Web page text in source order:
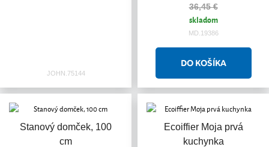
JOHN.75144
36,45 €
skladom
MD.19386
Stanový domček, 100
cm
Ecoiffier Moja prvá
kuchynka